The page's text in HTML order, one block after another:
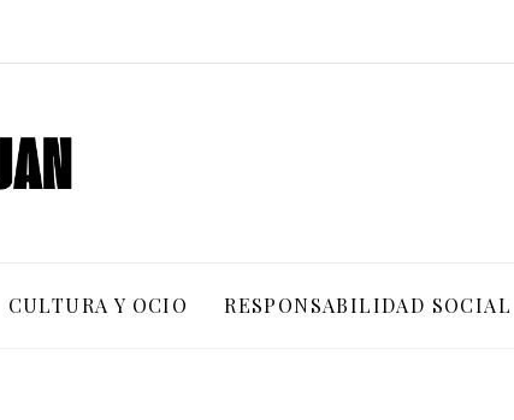
CULTURA Y OCIO RESPONSABILIDAD SOCIAL